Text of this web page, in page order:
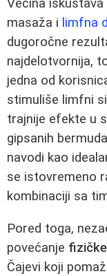
Većina
masaža i limfna
dugoročne
najdelotvornija,
jedna od
stimuliše limfni
trajnije efekte u
gipsanih
navodi kao
se istovremeno
kombinaciji sa
Pored toga,
povećanje
Čajevi koji